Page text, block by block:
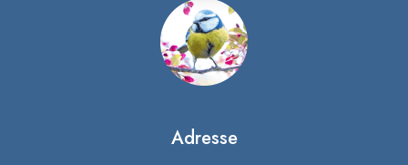
Adresse